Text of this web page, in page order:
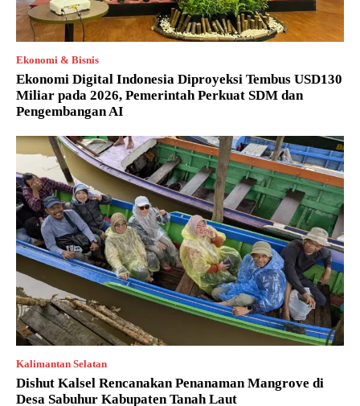
Ekonomi & Bisnis
Ekonomi Digital Indonesia Diproyeksi Tembus USD130
Miliar pada 2026, Pemerintah Perkuat SDM dan
Pengembangan AI
Kalimantan Selatan
Dishut Kalsel Rencanakan Penanaman Mangrove di
Desa Sabuhur Kabupaten Tanah Laut